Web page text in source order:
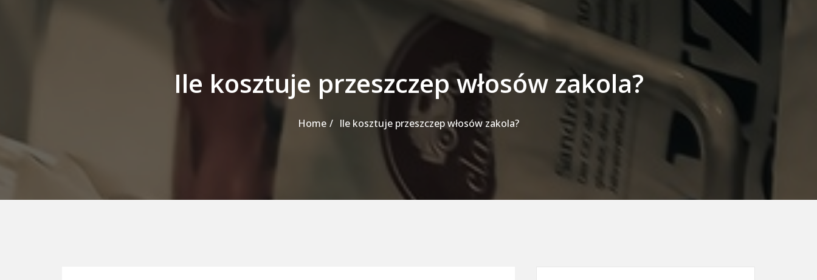
Ile kosztuje przeszczep włosów zakola?
Home Ile kosztuje przeszczep włosów zakola?